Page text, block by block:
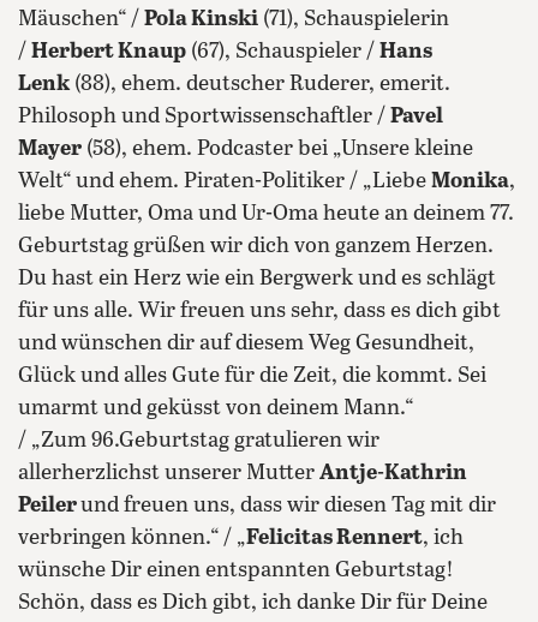
Mäuschen“ / Pola Kinski (71), Schauspielerin
/ Herbert Knaup (67), Schauspieler / Hans
Lenk(88), ehem. deutscher Ruderer, emerit.
Philosoph und Sportwissenschaftler / Pavel
Mayer (58), ehem. Podcaster bei „Unsere kleine
Welt“ und ehem. Piraten-Politiker / „Liebe Monika,
liebe Mutter, Oma und Ur-Oma heute an deinem 77.
Geburtstag grüßen wir dich von ganzem Herzen.
Du hast ein Herz wie ein Bergwerk und es schlägt
für uns alle. Wir freuen uns sehr, dass es dich gibt
und wünschen dir auf diesem Weg Gesundheit,
Glück und alles Gute für die Zeit, die kommt. Sei
umarmt und geküsst von deinem Mann.“
/ „Zum 96.Geburtstag gratulieren wir
allerherzlichst unserer Mutter Antje-Kathrin
Peilerund freuen uns, dass wir diesen Tag mit dir
verbringen können.“ / „Felicitas Rennert, ich
wünsche Dir einen entspannten Geburtstag!
Schön, dass es Dich gibt, ich danke Dir für Deine